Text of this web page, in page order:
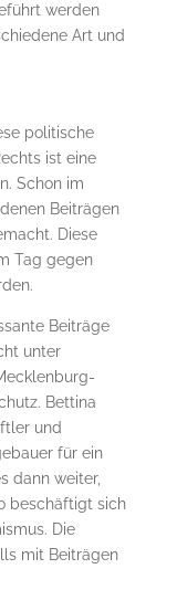
werden
Art und
politische
ist eine
Schon im
Beiträgen
Diese
Tag gegen
Beiträge
unter
Bettina
und
für ein
dann weiter,
beschäftigt sich
Die
mit Beiträgen